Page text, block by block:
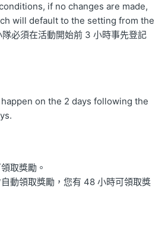
if no changes are made,
will default to the setting from the
必須在活動開始前 3 小時事先登記
on the 2 days following the
取獎勵。
動領取獎勵，您有 48 小時可領取獎